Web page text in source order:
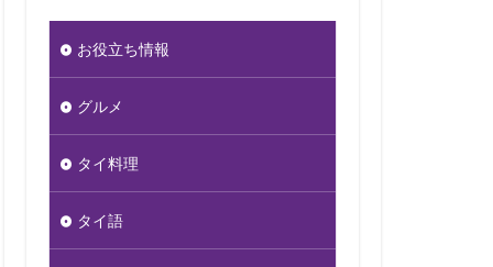
お役立ち情報
グルメ
タイ料理
タイ語